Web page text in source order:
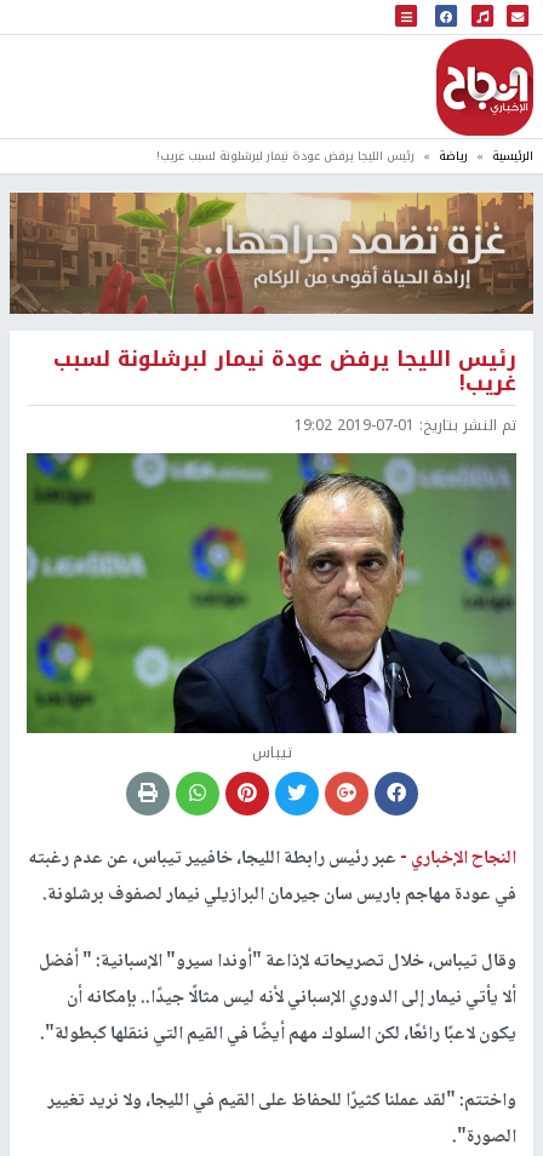
البث المباشر
إذاعة النجاح
الرئيسية رياضة رئيس الليجا يرفض عودة نيمار لبرشلونة لسبب غريب!
رئيس الليجا يرفض عودة نيمار لبرشلونة لسبب
غريب!
تم النشر بتاريخ: 2019-07-01 19:02
تيباس
النجاح الإخباري -عبر رئيس رابطة الليجا، خافيير تيباس، عن عدم رغبته
في عودة مهاجم باريس سان جيرمان البرازيلي نيمار لصفوف برشلونة.
وقال تيباس، خلال تصريحاته لإذاعة "أوندا سيرو" الإسبانية: " أفضل
ألا يأتي نيمار إلى الدوري الإسباني لأنه ليس مثالًا جيدًا.. بإمكانه أن
يكون لاعبًا رائعًا، لكن السلوك مهم أيضًا في القيم التي ننقلها كبطولة".
واختتم: "لقد عملنا كثيرًا للحفاظ على القيم في الليجا، ولا نريد تغيير
الصورة".